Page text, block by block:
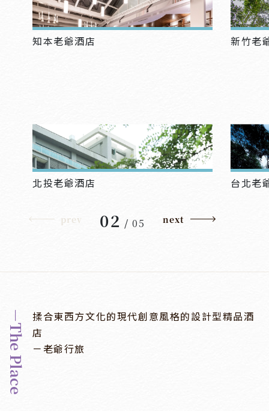
知本老爺酒店 新竹老
北投老爺酒店 台北老
02 /05
prev next
－The Place
揉合東西方文化的現代創意風格的設計型精品酒
店
－老爺行旅